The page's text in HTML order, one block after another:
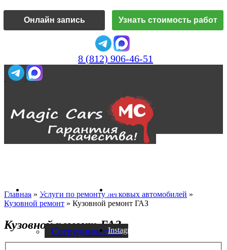
Онлайн запись Узнать стоимость работ
8 (812) 906-46-51
О нас
CотрудничествоInstagram
Главная » Услуги по ремонту легковых автомобилей »
Кузовной ремонт » Кузовной ремонт ГАЗ
Кузовной ремонт ГАЗ